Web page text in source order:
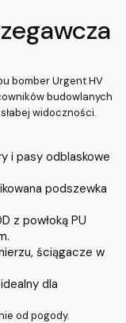
bomber Urgent HV
budowlanych
widoczności.
i pasy odblaskowe
podszewka
z powłoką PU
ściągacze w
dla
od pogody.